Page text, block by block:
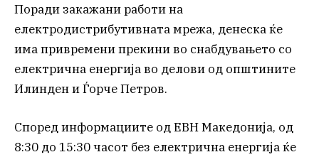
Поради закажани работи на
електродистрибутивната мрежа, денеска ќе
има привремени прекини во снабдувањето со
електрична енергија во делови од општините
Илинден и Ѓорче Петров.
Според информациите од ЕВН Македонија, од
8:30 до 15:30 часот без електрична енергија ќе